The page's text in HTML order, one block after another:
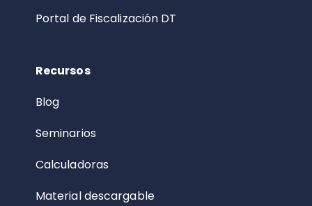
Portal de Fiscalización DT
Recursos
Blog
Seminarios
Calculadoras
Material descargable